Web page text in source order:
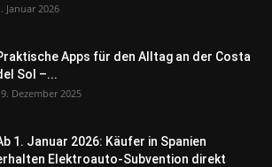
Januar 2026
Apps für den Alltag an der Costa
Sol –...
Dezember 2025
1. Januar 2026: Käufer in Spanien
Elektroauto-Subvention direkt